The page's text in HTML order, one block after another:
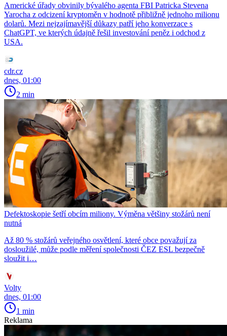
Americké úřady obvinily bývalého agenta FBI Patricka Stevena
Yarocha z odcizení kryptoměn v hodnotě přibližně jednoho milionu
dolarů. Mezi nejzajímavější důkazy patří jeho konverzace s
ChatGPT, ve kterých údajně řešil investování peněz i odchod z
USA.
cdr.cz
dnes, 01:00
2 min
Defektoskopie šetří obcím miliony. Výměna většiny stožárů není
nutná
Až 80 % stožárů veřejného osvětlení, které obce považují za
dosloužilé, může podle měření společnosti ČEZ ESL bezpečně
sloužit i…
Volty
dnes, 01:00
1 min
Reklama